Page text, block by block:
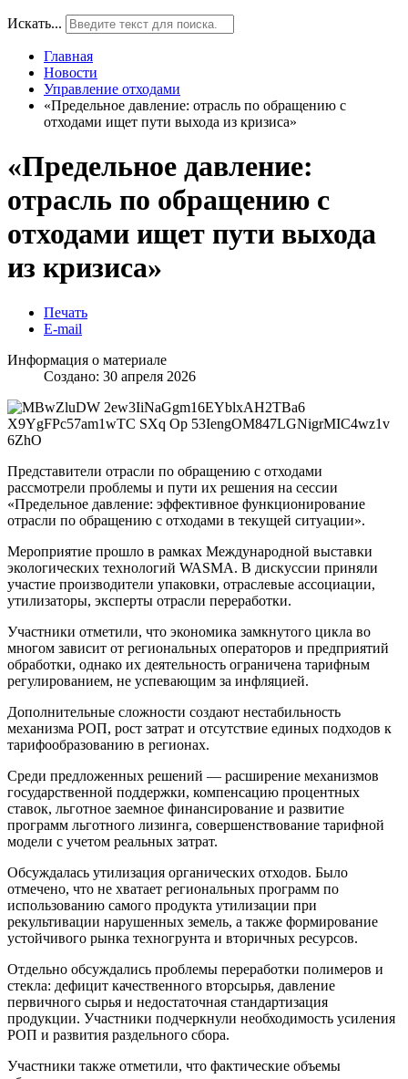
Искать...
Главная
Новости
Управление отходами
«Предельное давление: отрасль по обращению с
отходами ищет пути выхода из кризиса»
«Предельное давление:
отрасль по обращению с
отходами ищет пути выхода
из кризиса»
Печать
E-mail
Информация о материале
Создано: 30 апреля 2026
Представители отрасли по обращению с отходами
рассмотрели проблемы и пути их решения на сессии
«Предельное давление: эффективное функционирование
отрасли по обращению с отходами в текущей ситуации».
Мероприятие прошло в рамках Международной выставки
экологических технологий WASMA. В дискуссии приняли
участие производители упаковки, отраслевые ассоциации,
утилизаторы, эксперты отрасли переработки.
Участники отметили, что экономика замкнутого цикла во
многом зависит от региональных операторов и предприятий
обработки, однако их деятельность ограничена тарифным
регулированием, не успевающим за инфляцией.
Дополнительные сложности создают нестабильность
механизма РОП, рост затрат и отсутствие единых подходов к
тарифообразованию в регионах.
Среди предложенных решений — расширение механизмов
государственной поддержки, компенсацию процентных
ставок, льготное заемное финансирование и развитие
программ льготного лизинга, совершенствование тарифной
модели с учетом реальных затрат.
Обсуждалась утилизация органических отходов. Было
отмечено, что не хватает региональных программ по
использованию самого продукта утилизации при
рекультивации нарушенных земель, а также формирование
устойчивого рынка техногрунта и вторичных ресурсов.
Отдельно обсуждались проблемы переработки полимеров и
стекла: дефицит качественного вторсырья, давление
первичного сырья и недостаточная стандартизация
продукции. Участники подчеркнули необходимость усиления
РОП и развития раздельного сбора.
Участники также отметили, что фактические объемы